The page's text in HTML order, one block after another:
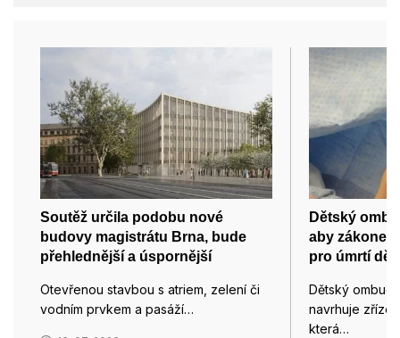
Soutěž určila podobu nové
budovy magistrátu Brna, bude
přehlednější a úspornější
Otevřenou stavbou s atriem, zelení či
vodním prvkem a pasáží…
Dětský
aby
pro úmrtí dětí
Dětský
navrhuje
která…